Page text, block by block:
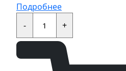
Подробнее
-
Кнопка
стартера
KT50,TS,MINI,TD,K,TT,EVO
quantity
+